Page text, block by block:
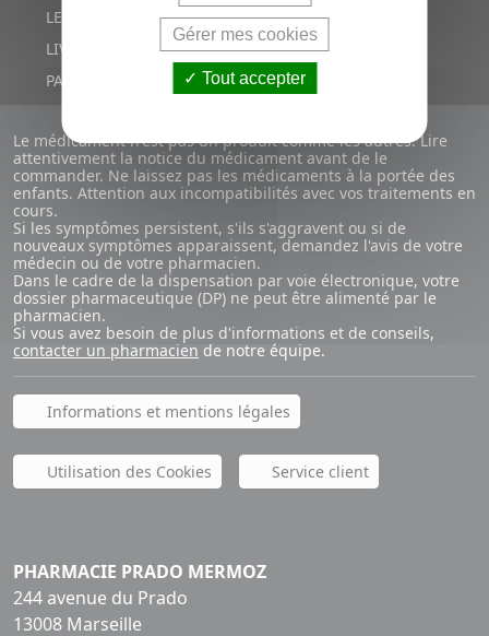
LE BLOG
LIVRAISON RAPIDE
PAIEMENT SÉCURISÉ
Le médicament n'est pas un produit comme les autres. Lire
attentivement la notice du médicament avant de le
commander. Ne laissez pas les médicaments à la portée des
enfants. Attention aux incompatibilités avec vos traitements en
cours.
Si les symptômes persistent, s'ils s'aggravent ou si de
nouveaux symptômes apparaissent, demandez l'avis de votre
médecin ou de votre pharmacien.
Dans le cadre de la dispensation par voie électronique, votre
dossier pharmaceutique (DP) ne peut être alimenté par le
pharmacien.
Si vous avez besoin de plus d'informations et de conseils,
contacter un pharmacien de notre équipe.
Informations et mentions légales
Utilisation des Cookies Service client
PHARMACIE PRADO MERMOZ
244 avenue du Prado
13008 Marseille
Gérer mes cookies
Tout accepter